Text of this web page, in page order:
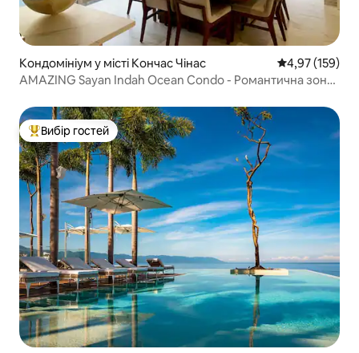
Кондомініум у місті Кончас Чінас Середня
4,97 (159)
AMAZING Sayan Indah Ocean Condo - Романтична зона
Топ вибір гостей
Вибір гостей